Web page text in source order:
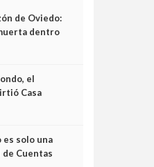
de Oviedo:
dentro
el
Casa
es solo una
de Cuentas